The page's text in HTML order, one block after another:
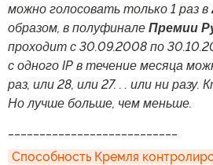
можно голосовать только 1 раз в
образом, в полуфинале Премии
проходит с 30.09.2008 по
с одного IP в течение месяца
раз, или 28, или 27. . . или ни разу.
Но лучше больше, чем меньше.
Способность Кремля